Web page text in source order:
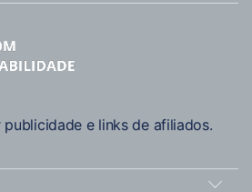
e links de afiliados.